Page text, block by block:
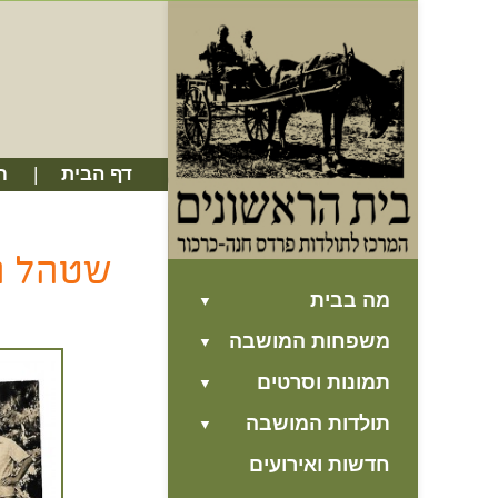
דף הבית
מה בבית
משפחות המושבה
תמונות וסרטים
תולדות המושבה
חדשות ואירועים
שטהל